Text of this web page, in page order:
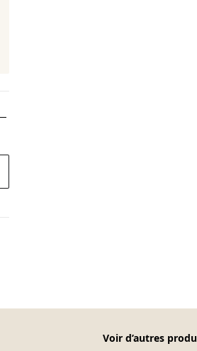
Voir d’autres